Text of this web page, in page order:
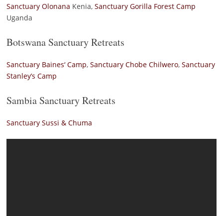
Sanctuary Olonana Kenia, Sanctuary Gorilla Forest Camp
Uganda
Botswana Sanctuary Retreats
Sanctuary Baines‘ Camp, Sanctuary Chobe Chilwero, Sanctuary
Stanley’s Camp
Sambia Sanctuary Retreats
Sanctuary Sussi & Chuma